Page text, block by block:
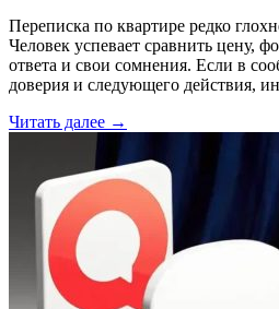
Переписка по квартире редко
Человек успевает сравнить цену,
ответа и свои сомнения. Если в
доверия и следующего действия,
Читать далее →